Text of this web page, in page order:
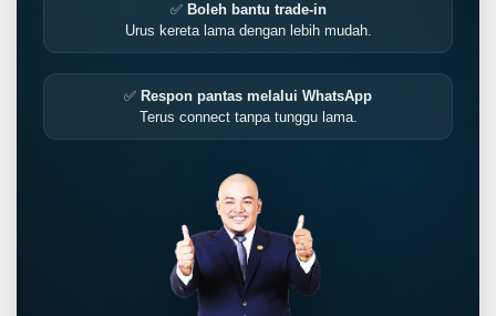
✅ Boleh bantu trade-in
Urus kereta lama dengan lebih mudah.
✅ Respon pantas melalui WhatsApp
Terus connect tanpa tunggu lama.